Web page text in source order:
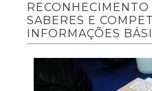
RECONHECIMENTO
SABERES E
INFORMAÇÕES